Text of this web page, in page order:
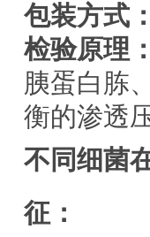
包装方式
检验原理
胰蛋白胨
衡的渗透
不同细菌
征：